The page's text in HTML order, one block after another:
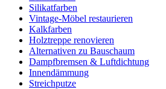
Silikatfarben
Vintage-Möbel restaurieren
Kalkfarben
Holztreppe renovieren
Alternativen zu Bauschaum
Dampfbremsen & Luftdichtung
Innendämmung
Streichputze